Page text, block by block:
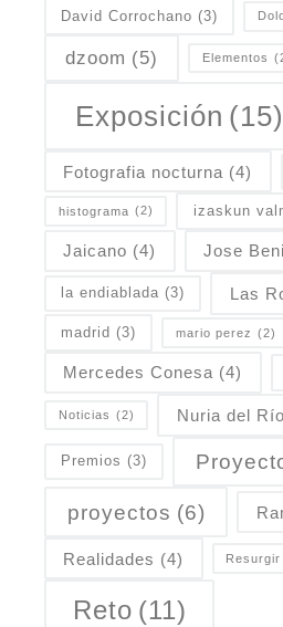
David Corrochano (3)
dzoom (5) Elementos
Exposición (15)
Fotografia nocturna (4)
histograma (2) izaskun
Jaicano (4) Jose
la endiablada (3) Las
madrid (3) mario perez (2)
Mercedes Conesa (4)
Noticias (2) Nuria del
Premios (3)
proyectos (6)
Realidades (4) Resurgir
Reto (11)